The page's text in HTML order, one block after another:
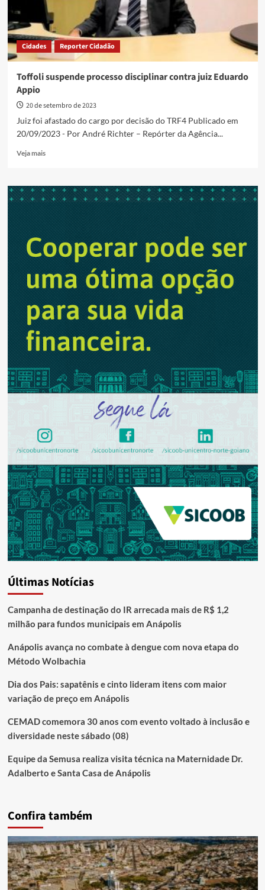
Cidades Reporter Cidadão
Toffoli suspende processo disciplinar contra juiz Eduardo
Appio
20 de setembro de 2023
Juiz foi afastado do cargo por decisão do TRF4 Publicado em
20/09/2023 - Por André Richter – Repórter da Agência...
Veja maisRead
Toffoli
suspende
juiz
Eduardo
Últimas Notícias
Campanha de destinação do IR arrecada mais de R$ 1,2
milhão para fundos municipais em Anápolis
Anápolis avança no combate à dengue com nova etapa do
Método Wolbachia
Dia dos Pais: sapatênis e cinto lideram itens com maior
variação de preço em Anápolis
CEMAD comemora 30 anos com evento voltado à inclusão e
diversidade neste sábado (08)
Equipe da Semusa realiza visita técnica na Maternidade Dr.
Adalberto e Santa Casa de Anápolis
Confira também